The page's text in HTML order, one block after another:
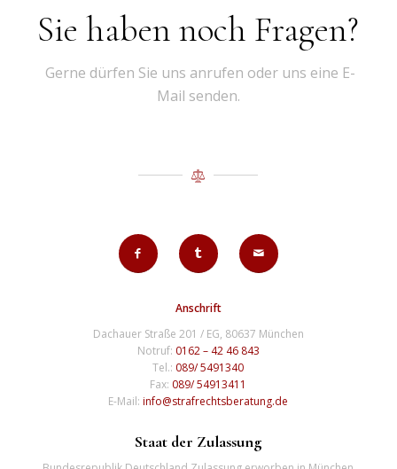
Sie haben noch Fragen?
Gerne dürfen Sie uns anrufen oder uns eine E-
Mail senden.
Anschrift
Dachauer Straße 201 / EG, 80637 München
Notruf: 0162 – 42 46 843
Tel.: 089/ 5491340
Fax: 089/ 54913411
E-Mail:info@strafrechtsberatung.de
Staat der Zulassung